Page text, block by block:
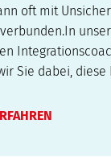
oft mit
Sie dabei, diese
eine erfolgreiche